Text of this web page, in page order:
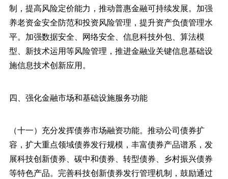
制，提高风险定价能力，推动普惠金融可持续发展。加强
养老资金安全防范和投资风险管理，提升资产负债管理水
平。加强数据安全、网络安全、信息科技外包、算法模
型、新技术运用等风险管理，推进金融业关键信息基础设
施信息技术创新应用。
四、强化金融市场和基础设施服务功能
（十一）充分发挥债券市场融资功能。推动公司债券扩
容，扩大重点领域债券发行规模，丰富债券产品谱系，发
展科技创新债券、碳中和债券、转型债券、乡村振兴债券
等特色产品。完善科技创新债券发行管理机制，鼓励通过